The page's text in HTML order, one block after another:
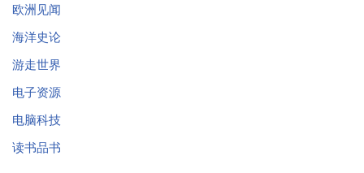
欧洲见闻
海洋史论
游走世界
电子资源
电脑科技
读书品书